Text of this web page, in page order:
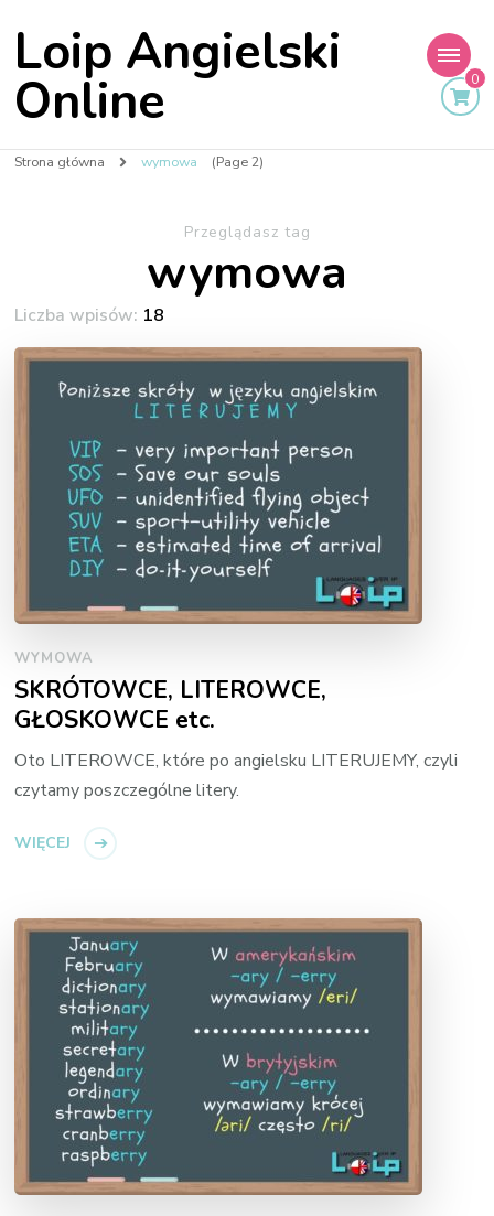
Loip Angielski
Online 0
Strona główna wymowa (Page 2)
Przeglądasz tag
wymowa
Liczba wpisów: 18
WYMOWA
SKRÓTOWCE, LITEROWCE,
GŁOSKOWCE etc.
Oto LITEROWCE, które po angielsku LITERUJEMY, czyli
czytamy poszczególne litery.
WIĘCEJ